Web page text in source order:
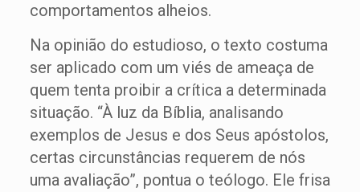
comportamentos alheios.
Na opinião do estudioso, o texto costuma
ser aplicado com um viés de ameaça de
quem tenta proibir a crítica a determinada
situação. “À luz da Bíblia, analisando
exemplos de Jesus e dos Seus apóstolos,
certas circunstâncias requerem de nós
uma avaliação”, pontua o teólogo. Ele frisa